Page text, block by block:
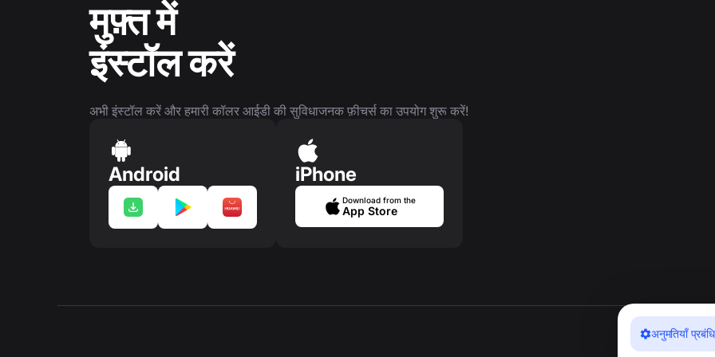
अनुमतियाँ
मुफ़्त में
इंस्टॉल करें
अभी इंस्टॉल करें और हमारी कॉलर आईडी की सुविधाजनक फ़ीचर्स का उपयोग शुरू करें!
Android iPhone
Download from the
App Store